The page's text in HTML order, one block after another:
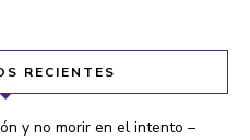
RECIENTES
y no morir en el intento –